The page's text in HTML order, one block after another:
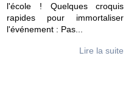
l'école ! Quelques croquis
rapides pour immortaliser
l'événement : Pas
Lire la suite